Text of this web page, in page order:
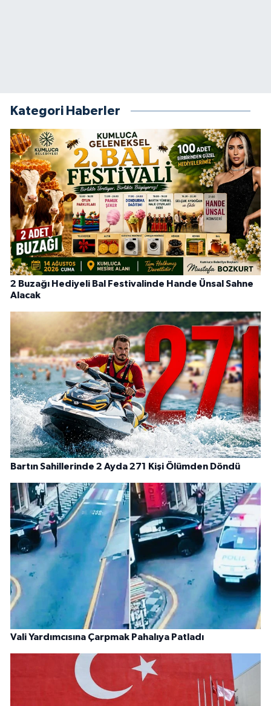
Kategori Haberler
2 Buzağı Hediyeli Bal Festivalinde Hande Ünsal Sahne
Alacak
Bartın Sahillerinde 2 Ayda 271 Kişi Ölümden Döndü
Vali Yardımcısına Çarpmak Pahalıya Patladı